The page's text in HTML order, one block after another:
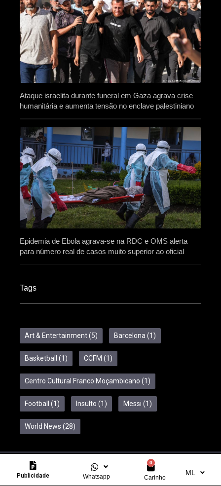
Publicidade Whatsapp
0
Carinho
ML
Ataque israelita durante funeral em Gaza agrava crise
humanitária e aumenta tensão no enclave palestiniano
Epidemia de Ebola agrava-se na RDC e OMS alerta
para número real de casos muito superior ao oficial
Tags
Art & Entertainment(5) Barcelona (1)
Basketball (1) CCFM (1)
Centro Cultural Franco Moçambicano (1)
Football (1) Insulto (1) Messi (1)
World News (28)
Copyright © 2024 Feelcom. All Rights Reserved.